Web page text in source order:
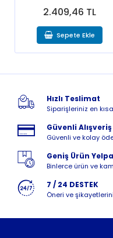
2.409,46 TL
Sepete Ekle
Hızlı Teslimat
Siparişleriniz en
Güvenli Alışveriş
Güvenli ve kolay
Geniş Ürün
Binlerce ürün ve
7 / 24 DESTEK
Öneri ve